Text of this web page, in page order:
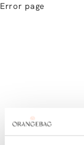
Error page